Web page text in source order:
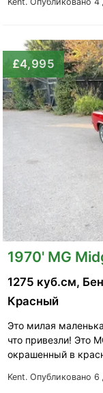
£4,995
1970' MG
Kent. Опубликовано 6
1275 куб.см,
Красный
Это милая
что привезли! Это
окрашенный в